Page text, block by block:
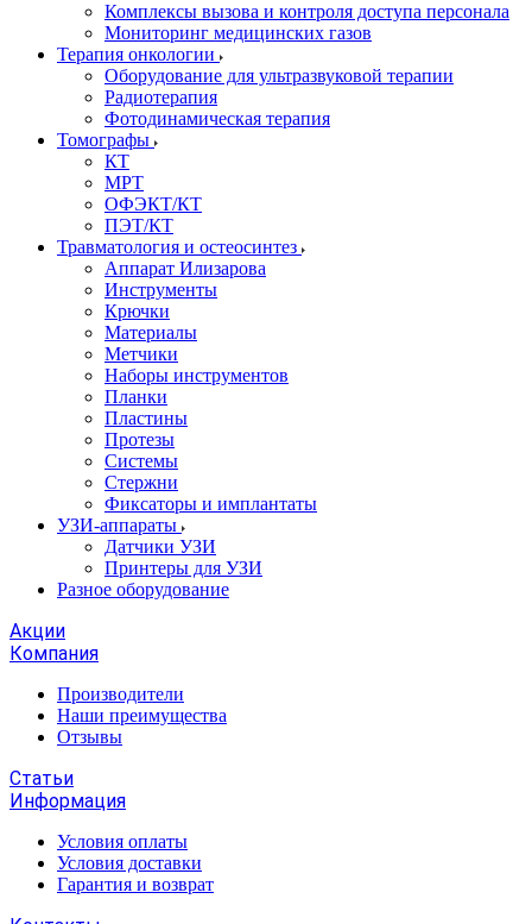
Комплексы вызова и контроля доступа персонала
Мониторинг медицинских газов
Терапия онкологии
Оборудование для ультразвуковой терапии
Радиотерапия
Фотодинамическая терапия
Томографы
КТ
МРТ
ОФЭКТ/КТ
ПЭТ/КТ
Травматология и остеосинтез
Аппарат Илизарова
Инструменты
Крючки
Материалы
Метчики
Наборы инструментов
Планки
Пластины
Протезы
Системы
Стержни
Фиксаторы и имплантаты
УЗИ-аппараты
Датчики УЗИ
Принтеры для УЗИ
Разное оборудование
Акции
Компания
Производители
Наши преимущества
Отзывы
Статьи
Информация
Условия оплаты
Условия доставки
Гарантия и возврат